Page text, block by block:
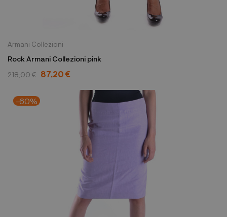
Armani Collezioni
Rock Armani Collezioni pink
218,00 € 87,20 €
-60%